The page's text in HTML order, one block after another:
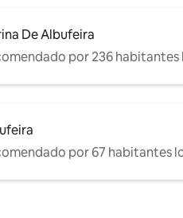
De Albufeira
por 236 habitantes
por 67 habitantes